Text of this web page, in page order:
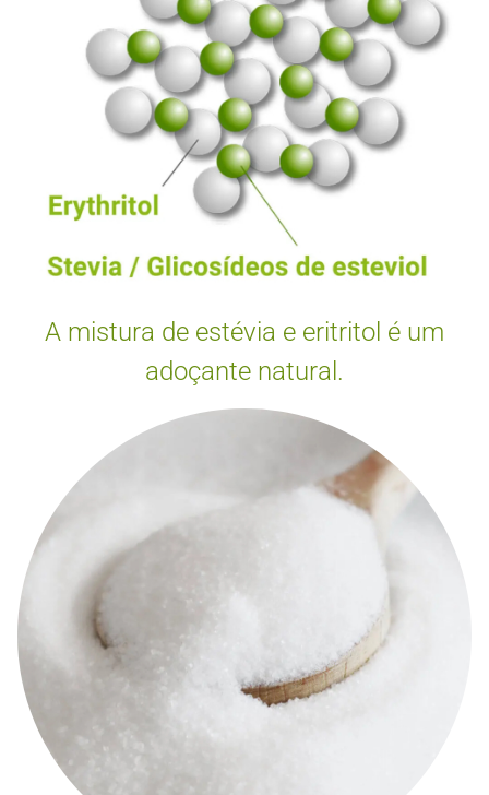
A mistura de estévia e eritritol é um
adoçante natural.